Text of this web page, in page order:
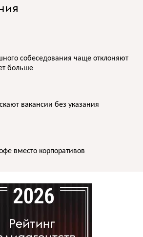
собеседования чаще отклоняют
больше
вакансии без указания
вместо корпоративов